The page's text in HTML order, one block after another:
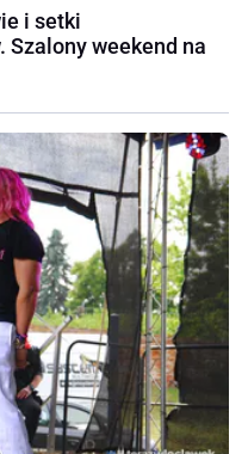
i setki
weekend na